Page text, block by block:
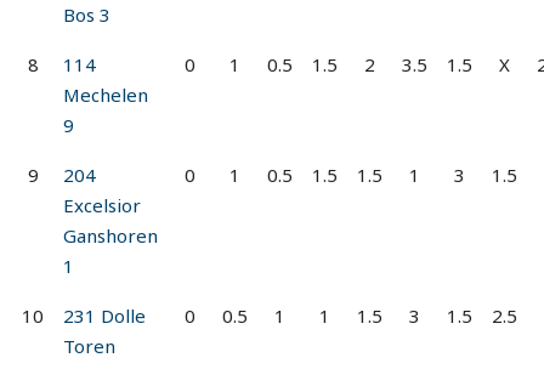
Bos 3
8
114
Mechelen
9
0 1 0.5 1.5 2 3.5 1.5 X
9
204
Excelsior
Ganshoren
1
0 1 0.5 1.5 1.5 1 3 1.5
10
231 Dolle
Toren
0 0.5 1 1 1.5 3 1.5 2.5